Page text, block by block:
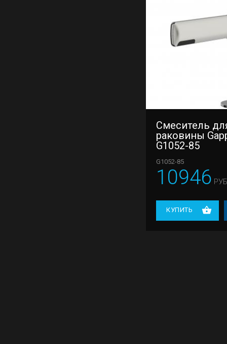
Смеситель
раковины
G1052-85
G1052-85
10946
КУПИТЬ